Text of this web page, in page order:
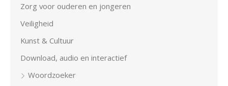
Zorg voor ouderen en jongeren
Veiligheid
Kunst & Cultuur
Download, audio en interactief
Woordzoeker